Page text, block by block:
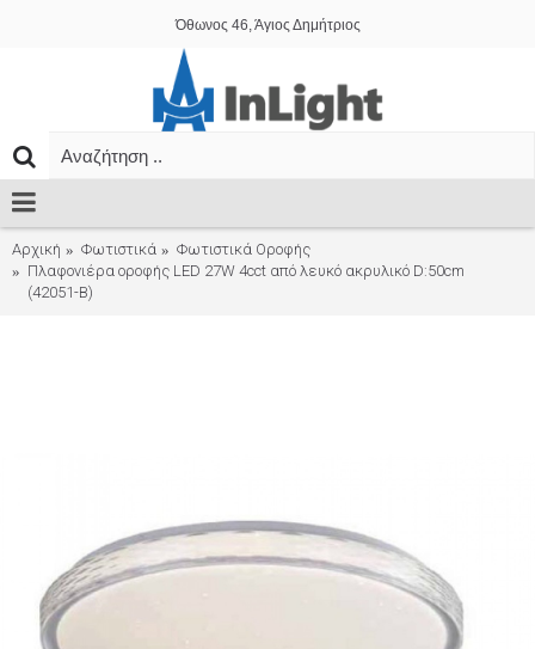
Όθωνος 46, Άγιος Δημήτριος
Αρχική Φωτιστικά
Φωτιστικά Οροφής
Πλαφονιέρα οροφής LED 27W 4cct από λευκό ακρυλικό D:50cm
(42051-B)